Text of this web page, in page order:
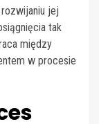
jej
tak
między
w procesie